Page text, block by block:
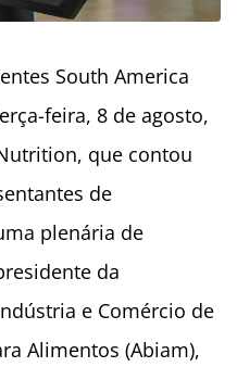
South America
feira, 8 de agosto,
que contou
de
plenária de
da
e Comércio de
Alimentos (Abiam),